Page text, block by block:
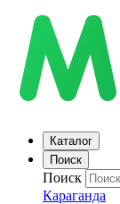
Каталог
Поиск
Поиск
Караганда